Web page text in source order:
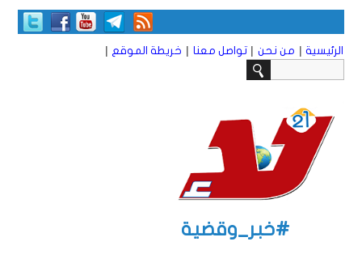
الرئيسية | من نحن | تواصل معنا | خريطة الموقع |
#خبر_وقضية